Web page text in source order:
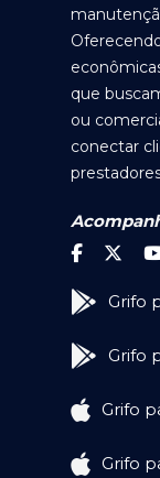
que
ou
conectar
Grifo
Grifo
Grifo
Grifo